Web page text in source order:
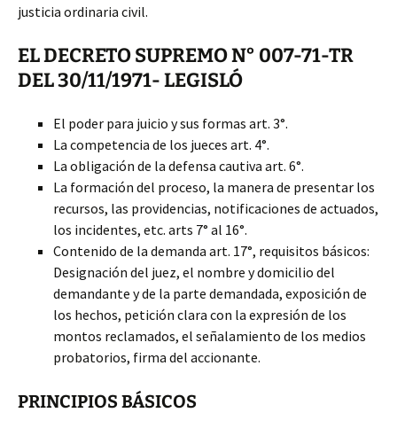
justicia ordinaria civil.
EL DECRETO SUPREMO N° 007-71-TR
DEL 30/11/1971- LEGISLÓ
El poder para juicio y sus formas art. 3°.
La competencia de los jueces art. 4°.
La obligación de la defensa cautiva art. 6°.
La formación del proceso, la manera de presentar los
recursos, las providencias, notificaciones de actuados,
los incidentes, etc. arts 7° al 16°.
Contenido de la demanda art. 17°, requisitos básicos:
Designación del juez, el nombre y domicilio del
demandante y de la parte demandada, exposición de
los hechos, petición clara con la expresión de los
montos reclamados, el señalamiento de los medios
probatorios, firma del accionante.
PRINCIPIOS BÁSICOS